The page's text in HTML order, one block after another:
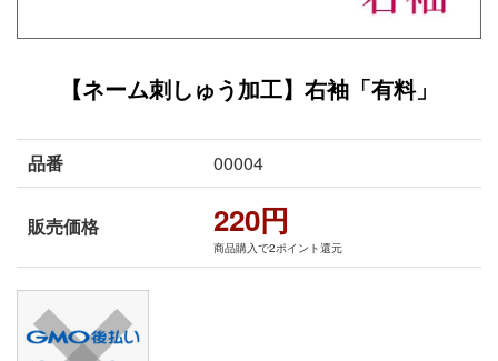
【ネーム刺しゅう加工】右袖「有料」
品番 00004
販売価格 220円
商品購入で2ポイント還元